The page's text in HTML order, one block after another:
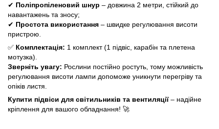
✔ Поліпропіленовий шнур – довжина 2 метри, стійкий до
навантажень та зносу;
✔ Простота використання – швидке регулювання висоти
пристрою.
✅ Комплектація: 1 комплект (1 підвіс, карабін та плетена
мотузка).
Зверніть увагу: Рослини постійно ростуть, тому можливість
регулювання висоти лампи допоможе уникнути перегріву та
опіків листя.
Купити підвіси для світильників та вентиляції– надійне
кріплення для вашого обладнання! 🚀